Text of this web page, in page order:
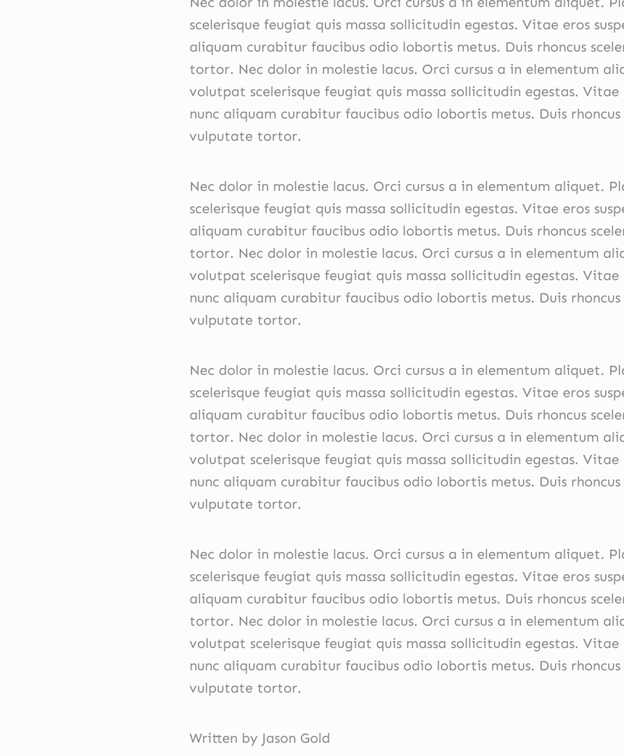
scelerisque feugiat quis massa sollicitudin egestas. Vitae eros
aliquam curabitur faucibus odio lobortis metus. Duis rhoncus
tortor. Nec dolor in molestie lacus. Orci cursus a in elementum
volutpat scelerisque feugiat quis massa sollicitudin egestas. Vitae
nunc aliquam curabitur faucibus odio lobortis metus. Duis rhoncus
vulputate tortor.
Nec dolor in molestie lacus. Orci cursus a in elementum aliquet.
scelerisque feugiat quis massa sollicitudin egestas. Vitae eros
aliquam curabitur faucibus odio lobortis metus. Duis rhoncus
tortor. Nec dolor in molestie lacus. Orci cursus a in elementum
volutpat scelerisque feugiat quis massa sollicitudin egestas. Vitae
nunc aliquam curabitur faucibus odio lobortis metus. Duis rhoncus
vulputate tortor.
Nec dolor in molestie lacus. Orci cursus a in elementum aliquet.
scelerisque feugiat quis massa sollicitudin egestas. Vitae eros
aliquam curabitur faucibus odio lobortis metus. Duis rhoncus
tortor. Nec dolor in molestie lacus. Orci cursus a in elementum
volutpat scelerisque feugiat quis massa sollicitudin egestas. Vitae
nunc aliquam curabitur faucibus odio lobortis metus. Duis rhoncus
vulputate tortor.
Nec dolor in molestie lacus. Orci cursus a in elementum aliquet.
scelerisque feugiat quis massa sollicitudin egestas. Vitae eros
aliquam curabitur faucibus odio lobortis metus. Duis rhoncus
tortor. Nec dolor in molestie lacus. Orci cursus a in elementum
volutpat scelerisque feugiat quis massa sollicitudin egestas. Vitae
nunc aliquam curabitur faucibus odio lobortis metus. Duis rhoncus
vulputate tortor.
Written by Jason Gold